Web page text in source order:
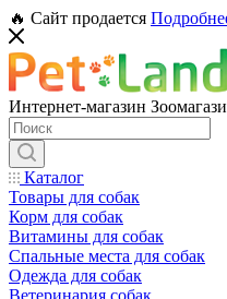
🔥 Сайт продается
Интернет-магазин
Каталог
Товары для собак
Корм для собак
Витамины для собак
Спальные места для собак
Одежда для собак
Ветеринария собак